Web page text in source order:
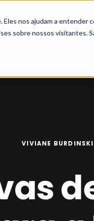
nos ajudam a
sobre nossos visitantes.
HOME MBA & PÓS
VIVIANE BURDINSKI